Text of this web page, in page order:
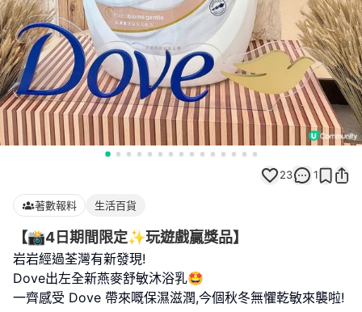
23 1
著數報料 生活百貨
【📸4日期間限定✨玩遊戲贏獎品】
岩岩經過荃灣有新發現!
Dove出左全新燕麥舒敏沐浴乳🤩
一齊感受 Dove 帶來嘅保濕滋潤,今個秋冬無懼乾敏來襲啦!